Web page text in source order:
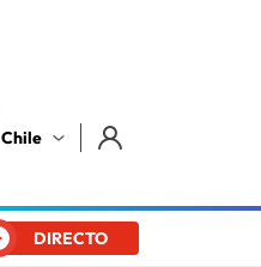
Chile
DIRECTO